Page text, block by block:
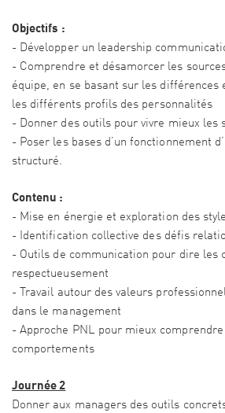
Objectifs :
- Développer un leadership
- Comprendre et désamorcer les
équipe, en se basant sur les différences
les différents profils des personnalités
- Donner des outils pour vivre mieux les
- Poser les bases d’un fonctionnement
structuré.
Contenu :
- Mise en énergie et exploration des
- Identification collective des défis
- Outils de communication pour dire les
respectueusement
- Travail autour des valeurs
dans le management
- Approche PNL pour mieux
comportements
Journée 2
Donner aux managers des outils